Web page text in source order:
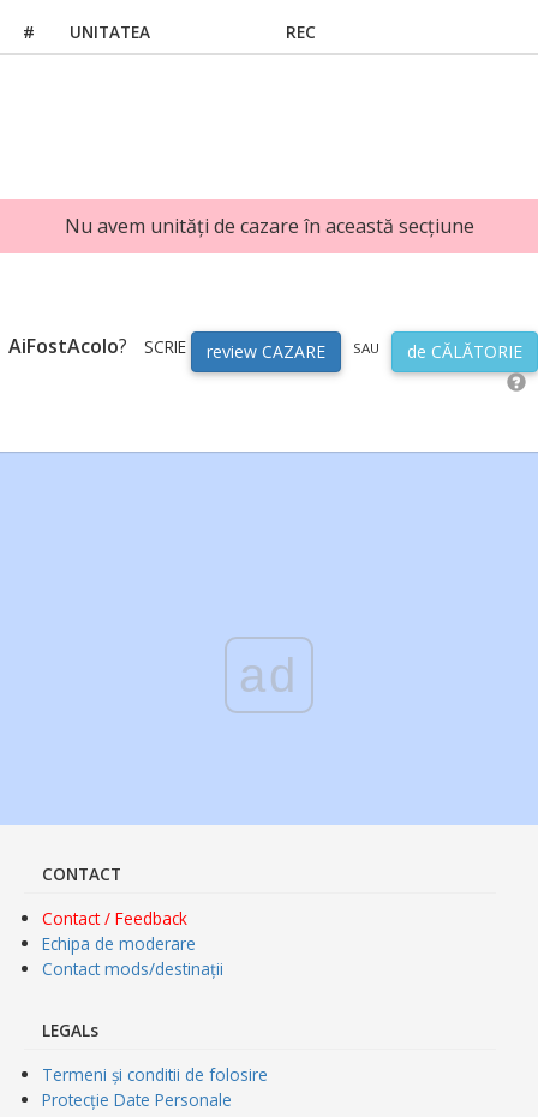
# UNITATEA REC
Nu avem unități de cazare în această secțiune
AiFostAcolo? SCRIE review CAZARE SAU de CĂLĂTORIE
ad
CONTACT
Contact / Feedback
Echipa de moderare
Contact mods/destinații
LEGALs
Termeni și conditii de folosire
Protecție Date Personale